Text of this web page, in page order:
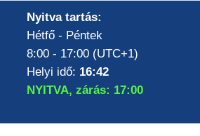
Nyitva tartás:
Hétfő - Péntek
8:00 - 17:00 (UTC+1)
Helyi idő: 16:42
NYITVA, zárás: 17:00